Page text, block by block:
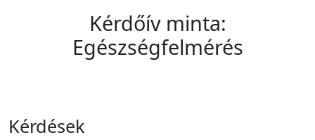
Kérdőív minta:
Egészségfelmérés
Kérdések